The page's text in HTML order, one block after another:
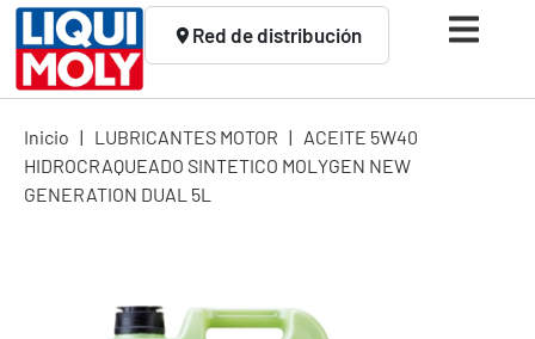
Red de distribución
Inicio | LUBRICANTES MOTOR | ACEITE 5W40
HIDROCRAQUEADO SINTETICO MOLYGEN NEW
GENERATION DUAL 5L